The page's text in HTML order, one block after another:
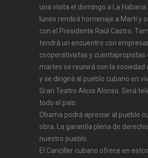
una visita el domingo a La Habana
lunes rendirá homenaje a Martí y
con el Presidente Raúl Castro.
tendrá un encuentro con
cooperativistas y cuentapropistas
martes se reunirá con la sociedad
y se dirigirá al pueblo cubano en
Gran Teatro Alicia Alonso. Será
todo el país.
Obama podrá apreciar al pueblo
obra. La garantía plena de
nuestro pueblo.
El Canciller cubano ofrece en